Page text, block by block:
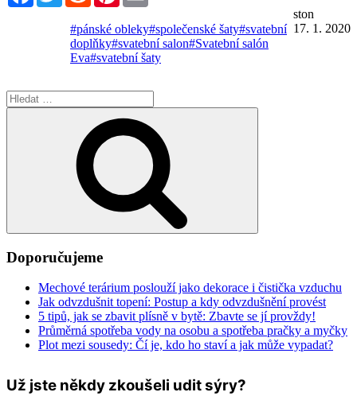
ston
17. 1. 2020
#pánské obleky#společenské šaty#svatební
doplňky#svatební salon#Svatební salón
Eva#svatební šaty
Hledat:
Doporučujeme
Mechové terárium poslouží jako dekorace i čistička vzduchu
Jak odvzdušnit topení: Postup a kdy odvzdušnění provést
5 tipů, jak se zbavit plísně v bytě: Zbavte se jí provždy!
Průměrná spotřeba vody na osobu a spotřeba pračky a myčky
Plot mezi sousedy: Čí je, kdo ho staví a jak může vypadat?
Už jste někdy zkoušeli udit sýry?